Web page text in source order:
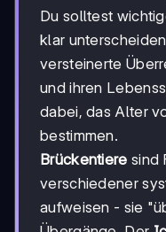
Du solltest
klar
versteinerte
und ihren
dabei, das Alter
bestimmen.
Brückentiere sind
verschiedener
aufweisen - sie